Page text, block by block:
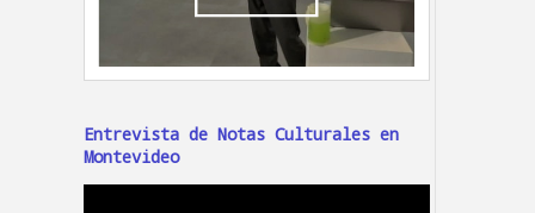
Entrevista de Notas Culturales en
Montevideo